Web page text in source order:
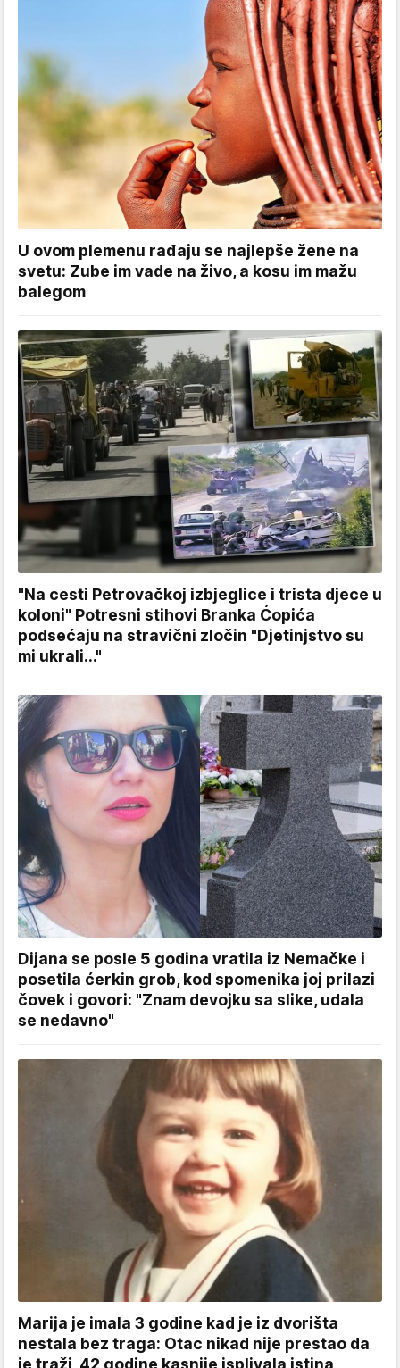
U ovom plemenu rađaju se najlepše žene na
svetu: Zube im vade na živo, a kosu im mažu
balegom
"Na cesti Petrovačkoj izbjeglice i trista djece u
koloni" Potresni stihovi Branka Ćopića
podsećaju na stravični zločin "Djetinjstvo su
mi ukrali..."
Dijana se posle 5 godina vratila iz Nemačke i
posetila ćerkin grob, kod spomenika joj prilazi
čovek i govori: "Znam devojku sa slike, udala
se nedavno"
Marija je imala 3 godine kad je iz dvorišta
nestala bez traga: Otac nikad nije prestao da
je traži, 42 godine kasnije isplivala istina